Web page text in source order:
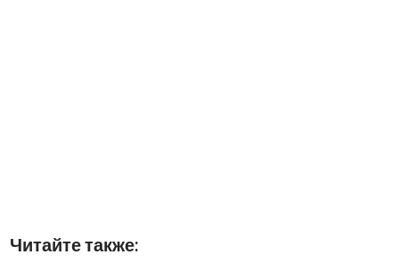
Читайте также: